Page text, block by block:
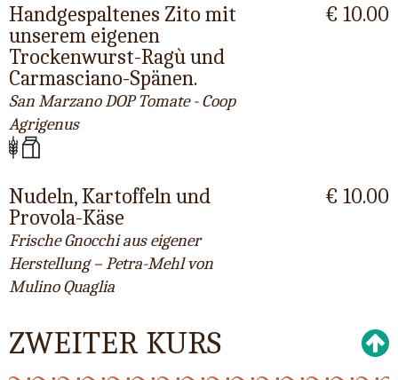
Handgespaltenes Zito mit
unserem eigenen
Trockenwurst-Ragù und
Carmasciano-Spänen.
San Marzano DOP Tomate - Coop
Agrigenus
€ 10.00
Nudeln, Kartoffeln und
Provola-Käse
Frische Gnocchi aus eigener
Herstellung – Petra-Mehl von
Mulino Quaglia
€ 10.00
ZWEITER KURS